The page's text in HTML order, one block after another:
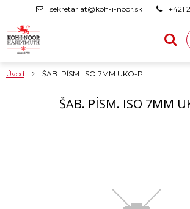
sekretariat@koh-i-noor.sk +421
Úvod ŠAB. PÍSM. ISO 7MM UKO-P
ŠAB. PÍSM. ISO 7MM